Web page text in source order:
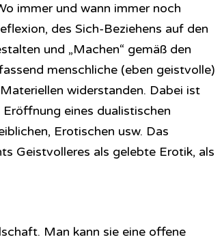
immer und wann immer noch
des Sich-Beziehens auf den
und „Machen“ gemäß den
menschliche (eben geistvolle)
widerstanden. Dabei ist
eines dualistischen
Erotischen usw. Das
Geistvolleres als gelebte Erotik, als
Man kann sie eine offene